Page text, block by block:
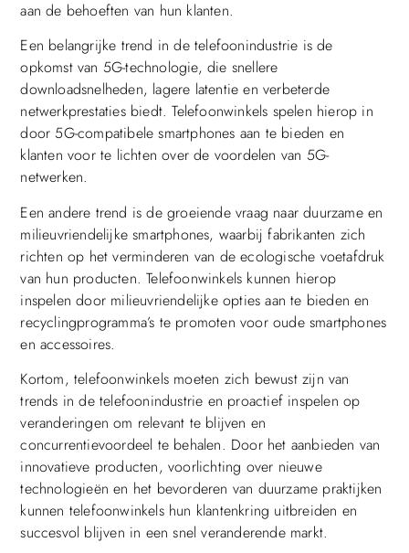
aan de behoeften van hun klanten.
Een belangrijke trend in de telefoonindustrie is de
opkomst van 5G-technologie, die snellere
downloadsnelheden, lagere latentie en verbeterde
netwerkprestaties biedt. Telefoonwinkels spelen hierop in
door 5G-compatibele smartphones aan te bieden en
klanten voor te lichten over de voordelen van 5G-
netwerken.
Een andere trend is de groeiende vraag naar duurzame en
milieuvriendelijke smartphones, waarbij fabrikanten zich
richten op het verminderen van de ecologische voetafdruk
van hun producten. Telefoonwinkels kunnen hierop
inspelen door milieuvriendelijke opties aan te bieden en
recyclingprogramma’s te promoten voor oude smartphones
en accessoires.
Kortom, telefoonwinkels moeten zich bewust zijn van
trends in de telefoonindustrie en proactief inspelen op
veranderingen om relevant te blijven en
concurrentievoordeel te behalen. Door het aanbieden van
innovatieve producten, voorlichting over nieuwe
technologieën en het bevorderen van duurzame praktijken
kunnen telefoonwinkels hun klantenkring uitbreiden en
succesvol blijven in een snel veranderende markt.